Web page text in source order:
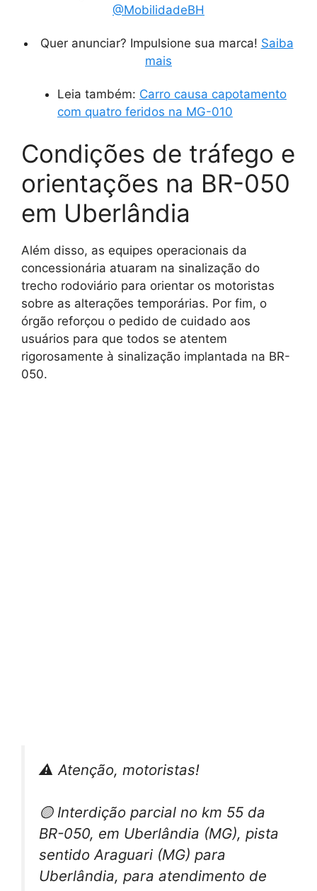
@MobilidadeBH
Quer anunciar? Impulsione sua marca! Saiba
mais
Leia também: Carro causa capotamento
com quatro feridos na MG-010
Condições de tráfego e
orientações na BR-050
em Uberlândia
Além disso, as equipes operacionais da
concessionária atuaram na sinalização do
trecho rodoviário para orientar os motoristas
sobre as alterações temporárias. Por fim, o
órgão reforçou o pedido de cuidado aos
usuários para que todos se atentem
rigorosamente à sinalização implantada na BR-
050.
⚠️ Atenção, motoristas!
🟡 Interdição parcial no km 55 da
BR-050, em Uberlândia (MG), pista
sentido Araguari (MG) para
Uberlândia, para atendimento de